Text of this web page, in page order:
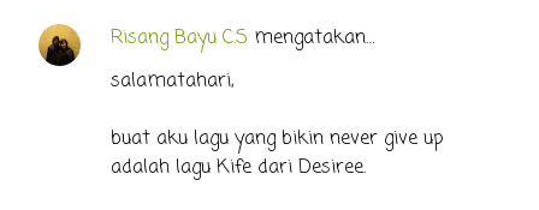
Risang Bayu C.S mengatakan…
salamatahari,
buat aku lagu yang bikin never give up
adalah lagu Kife dari Desiree.